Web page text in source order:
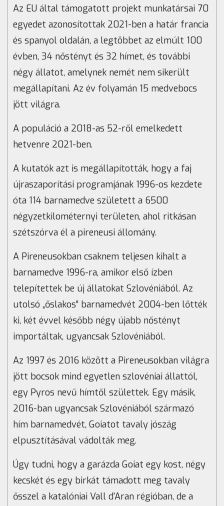
Az EU által támogatott projekt munkatársai 70
egyedet azonosítottak 2021-ben a határ francia
és spanyol oldalán, a legtöbbet az elmúlt 100
évben, 34 nőstényt és 32 hímet, és további
négy állatot, amelynek nemét nem sikerült
megállapítani. Az év folyamán 15 medvebocs
jött világra.
A populáció a 2018-as 52-ről emelkedett
hetvenre 2021-ben.
A kutatók azt is megállapították, hogy a faj
újraszaporítási programjának 1996-os kezdete
óta 114 barnamedve született a 6500
négyzetkilométernyi területen, ahol ritkásan
szétszórva él a pireneusi állomány.
A Pireneusokban csaknem teljesen kihalt a
barnamedve 1996-ra, amikor első ízben
telepítettek be új állatokat Szlovéniából. Az
utolsó „őslakos” barnamedvét 2004-ben lőtték
ki, két évvel később négy újabb nőstényt
importáltak, ugyancsak Szlovéniából.
Az 1997 és 2016 között a Pireneusokban világra
jött bocsok mind egyetlen szlovéniai állattól,
egy Pyros nevű hímtől születtek. Egy másik,
2016-ban ugyancsak Szlovéniából származó
hím barnamedvét, Goiatot tavaly jószág
elpusztításával vádolták meg.
Úgy tudni, hogy a garázda Goiat egy kost, négy
kecskét és egy birkát támadott meg tavaly
ősszel a katalóniai Vall d'Aran régióban, de a